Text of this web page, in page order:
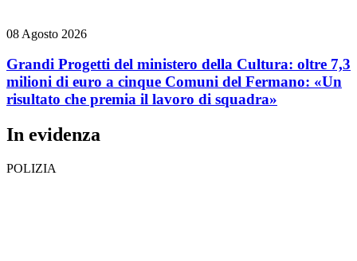
08 Agosto 2026
Grandi Progetti del ministero della Cultura: oltre 7,3
milioni di euro a cinque Comuni del Fermano: «Un
risultato che premia il lavoro di squadra»
In evidenza
POLIZIA